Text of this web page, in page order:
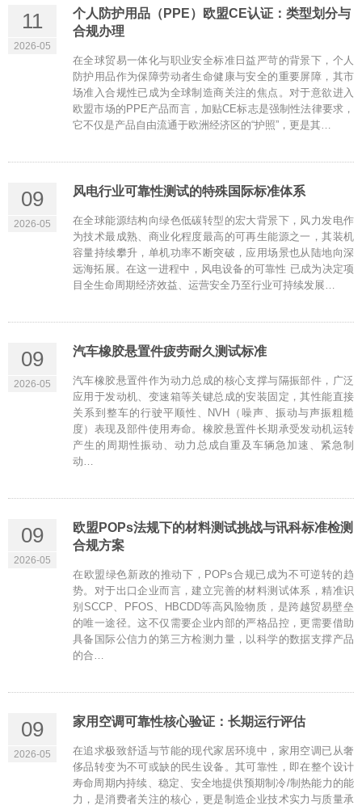
11
2026-05
个人防护用品（PPE）欧盟CE认证：类型划分与
合规办理
在全球贸易一体化与职业安全标准日益严苛的背景下，个人
防护用品作为保障劳动者生命健康与安全的重要屏障，其市
场准入合规性已成为全球制造商关注的焦点。对于意欲进入
欧盟市场的PPE产品而言，加贴CE标志是强制性法律要求，
它不仅是产品自由流通于欧洲经济区的“护照”，更是其…
09
2026-05
风电行业可靠性测试的特殊国际标准体系
在全球能源结构向绿色低碳转型的宏大背景下，风力发电作
为技术最成熟、商业化程度最高的可再生能源之一，其装机
容量持续攀升，单机功率不断突破，应用场景也从陆地向深
远海拓展。在这一进程中，风电设备的可靠性 已成为决定项
目全生命周期经济效益、运营安全乃至行业可持续发展…
09
2026-05
汽车橡胶悬置件疲劳耐久测试标准
汽车橡胶悬置件作为动力总成的核心支撑与隔振部件，广泛
应用于发动机、变速箱等关键总成的安装固定，其性能直接
关系到整车的行驶平顺性、NVH（噪声、振动与声振粗糙
度）表现及部件使用寿命。橡胶悬置件长期承受发动机运转
产生的周期性振动、动力总成自重及车辆急加速、紧急制
动…
09
2026-05
欧盟POPs法规下的材料测试挑战与讯科标准检测
合规方案
在欧盟绿色新政的推动下，POPs合规已成为不可逆转的趋
势。对于出口企业而言，建立完善的材料测试体系，精准识
别SCCP、PFOS、HBCDD等高风险物质，是跨越贸易壁垒
的唯一途径。这不仅需要企业内部的严格品控，更需要借助
具备国际公信力的第三方检测力量，以科学的数据支撑产品
的合…
09
2026-05
家用空调可靠性核心验证：长期运行评估
在追求极致舒适与节能的现代家居环境中，家用空调已从奢
侈品转变为不可或缺的民生设备。其可靠性，即在整个设计
寿命周期内持续、稳定、安全地提供预期制冷/制热能力的能
力，是消费者关注的核心，更是制造企业技术实力与质量承